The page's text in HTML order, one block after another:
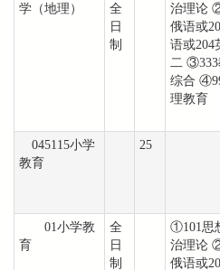
学（地理）
全
日
制
治理论
俄语或
语或204
二 ③333
综合
理教育
045115小学
教育
25
01小学教
育
全
日
制
①101思
治理论
俄语或